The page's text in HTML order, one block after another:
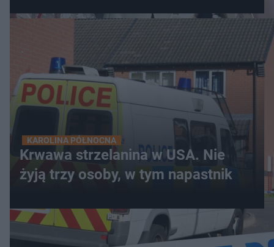
KAROLINA PÓŁNOCNA
Krwawa strzelanina w USA. Nie
żyją trzy osoby, w tym napastnik
WIĘCEJ